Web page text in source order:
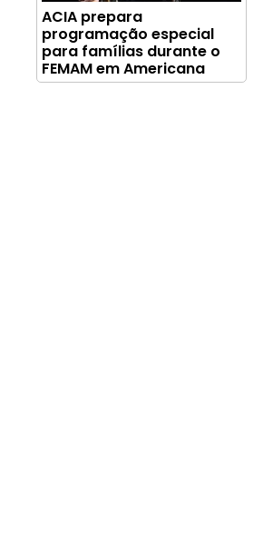
ACIA prepara
programação especial
para famílias durante o
FEMAM em Americana